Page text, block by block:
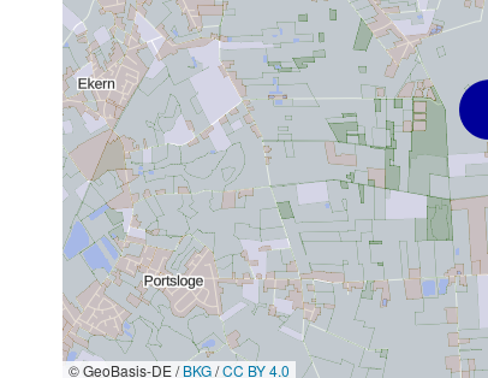
© GeoBasis-DE /BKG/CC BY 4.0